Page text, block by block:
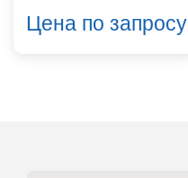
Цена по запросу